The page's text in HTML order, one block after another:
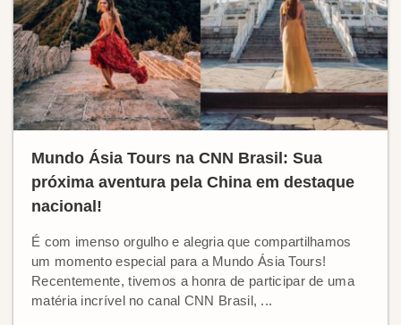
Mundo Ásia Tours na CNN Brasil: Sua
próxima aventura pela China em destaque
nacional!
É com imenso orgulho e alegria que compartilhamos
um momento especial para a Mundo Ásia Tours!
Recentemente, tivemos a honra de participar de uma
matéria incrível no canal CNN Brasil, ...